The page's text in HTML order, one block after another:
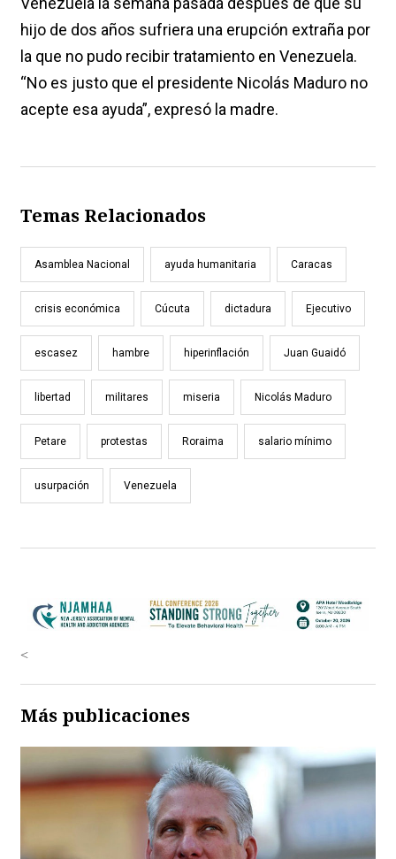
hijo de dos años sufriera una erupción extraña por
la que no pudo recibir tratamiento en Venezuela.
“No es justo que el presidente Nicolás Maduro no
acepte esa ayuda”, expresó la madre.
Temas Relacionados
Asamblea Nacional ayuda humanitaria Caracas
crisis económica Cúcuta dictadura Ejecutivo
escasez hambre hiperinflación Juan Guaidó
libertad militares miseria Nicolás Maduro
Petare protestas Roraima salario mínimo
usurpación Venezuela
<
Más publicaciones